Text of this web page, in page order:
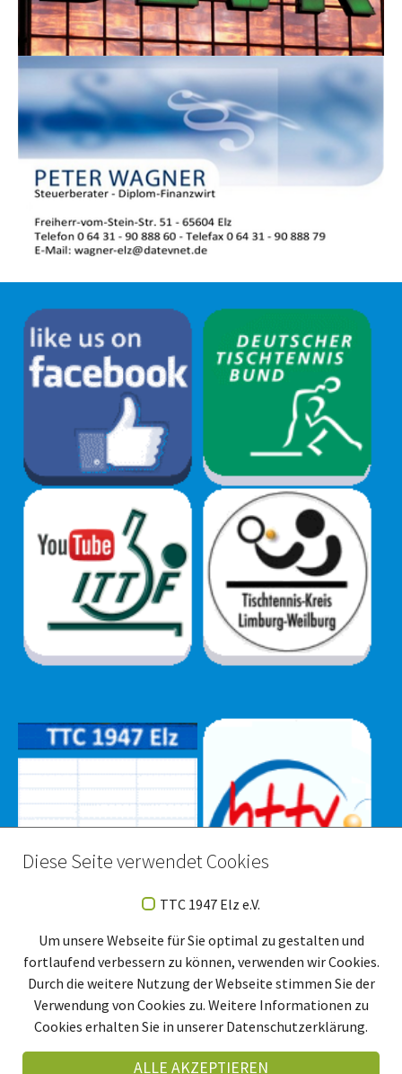
Diese Seite verwendet Cookies
TTC 1947 Elz e.V.
Um unsere Webseite für Sie optimal zu gestalten und
fortlaufend verbessern zu können, verwenden wir Cookies.
Durch die weitere Nutzung der Webseite stimmen Sie der
Verwendung von Cookies zu. Weitere Informationen zu
Cookies erhalten Sie in unserer Datenschutzerklärung.
ALLE AKZEPTIEREN